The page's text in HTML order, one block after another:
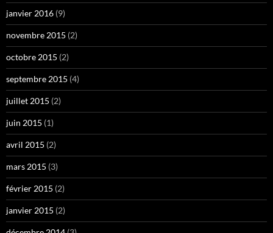
janvier 2016 (9)
novembre 2015 (2)
octobre 2015 (2)
septembre 2015 (4)
juillet 2015 (2)
juin 2015 (1)
avril 2015 (2)
mars 2015 (3)
février 2015 (2)
janvier 2015 (2)